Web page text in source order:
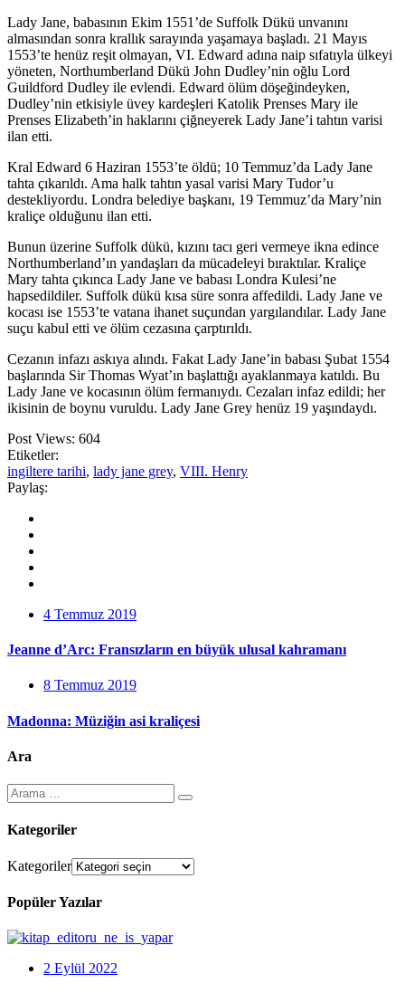
Lady Jane, babasının Ekim 1551’de Suffolk Dükü unvanını
almasından sonra krallık sarayında yaşamaya başladı. 21 Mayıs
1553’te henüz reşit olmayan, VI. Edward adına naip sıfatıyla ülkeyi
yöneten, Northumberland Dükü John Dudley’nin oğlu Lord
Guildford Dudley ile evlendi. Edward ölüm döşeğindeyken,
Dudley’nin etkisiyle üvey kardeşleri Katolik Prenses Mary ile
Prenses Elizabeth’in haklarını çiğneyerek Lady Jane’i tahtın varisi
ilan etti.
Kral Edward 6 Haziran 1553’te öldü; 10 Temmuz’da Lady Jane
tahta çıkarıldı. Ama halk tahtın yasal varisi Mary Tudor’u
destekliyordu. Londra belediye başkanı, 19 Temmuz’da Mary’nin
kraliçe olduğunu ilan etti.
Bunun üzerine Suffolk dükü, kızını tacı geri vermeye ikna edince
Northumberland’ın yandaşları da mücadeleyi bıraktılar. Kraliçe
Mary tahta çıkınca Lady Jane ve babası Londra Kulesi’ne
hapsedildiler. Suffolk dükü kısa süre sonra affedildi. Lady Jane ve
kocası ise 1553’te vatana ihanet suçundan yargılandılar. Lady Jane
suçu kabul etti ve ölüm cezasına çarptırıldı.
Cezanın infazı askıya alındı. Fakat Lady Jane’in babası Şubat 1554
başlarında Sir Thomas Wyat’ın başlattığı ayaklanmaya katıldı. Bu
Lady Jane ve kocasının ölüm fermanıydı. Cezaları infaz edildi; her
ikisinin de boynu vuruldu. Lady Jane Grey henüz 19 yaşındaydı.
Post Views: 604
Etiketler:
ingiltere tarihi, lady jane grey, VIII. Henry
Paylaş:
4 Temmuz 2019
Jeanne d’Arc: Fransızların en büyük ulusal kahramanı
8 Temmuz 2019
Madonna: Müziğin asi kraliçesi
Ara
Kategoriler
Kategoriler
Popüler Yazılar
2 Eylül 2022